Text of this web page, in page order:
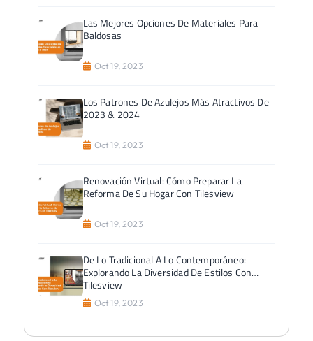
Las Mejores Opciones De Materiales Para
Baldosas
Oct 19, 2023
Los Patrones De Azulejos Más Atractivos De
2023 & 2024
Oct 19, 2023
Renovación Virtual: Cómo Preparar La
Reforma De Su Hogar Con Tilesview
Oct 19, 2023
De Lo Tradicional A Lo Contemporáneo:
Explorando La Diversidad De Estilos Con
Tilesview
Oct 19, 2023